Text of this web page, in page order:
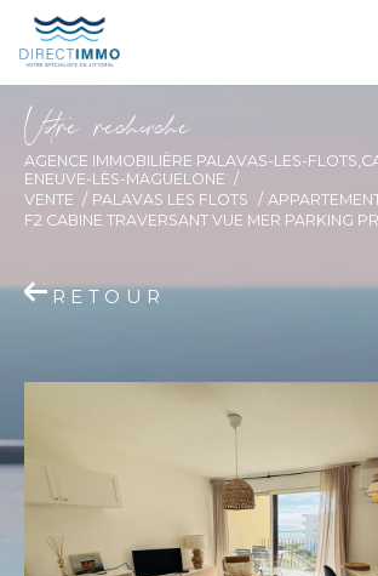
Vore recece
AGENCE IMMOBILIÈRE PALAVAS-LES-
ENEUVE-LÈS-MAGUELONE
VENTE
PALAVAS LES FLOTS
F2 CABINE TRAVERSANT VUE MER PARKING
RETOUR